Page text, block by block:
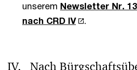
unserem Newsletter Nr.
nach CRD IV
.
IV. Nach